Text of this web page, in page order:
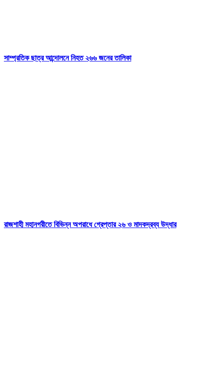
সাম্প্রতিক ছাত্র আন্দোলনে নিহত ২৬৬ জনের তালিকা
রাজশাহী মহানগরীতে বিভিন্ন অপরাধে গ্রেপ্তার ২৬ ও মাদকদ্রব্য উদ্ধার